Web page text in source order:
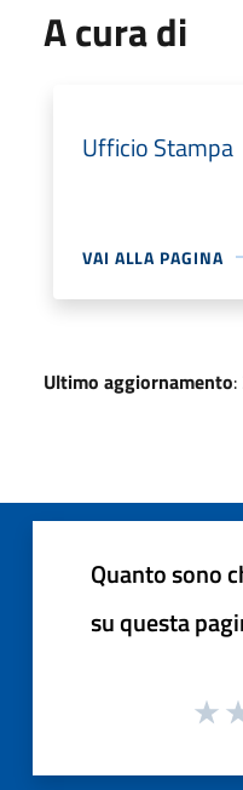
A cura di
Ufficio Stampa
VAI ALLA PAGINA
Ultimo aggiornamento
Quanto sono
su questa